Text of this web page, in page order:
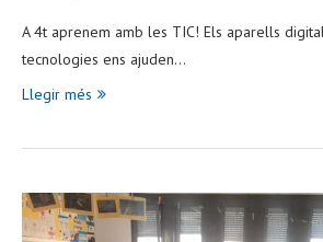
A 4t aprenem amb les TIC! Els aparells
tecnologies ens ajuden…
Llegir més